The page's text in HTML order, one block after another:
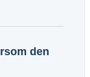
den